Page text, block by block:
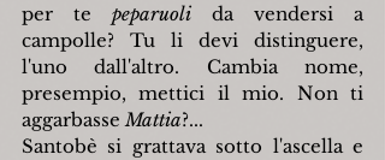
per te peparuoli da vendersi a
campolle? Tu li devi distinguere,
l'uno dall'altro. Cambia nome,
presempio, mettici il mio. Non ti
aggarbasse Mattia?...
Santobè si grattava sotto l'ascella e